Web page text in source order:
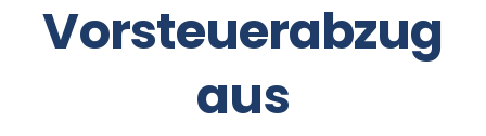
Vorsteuerabzug
aus